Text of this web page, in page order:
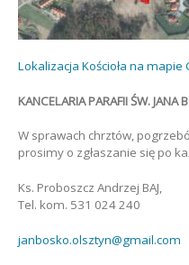
Lokalizacja Kościoła na mapie
KANCELARIA PARAFII ŚW. JANA
W sprawach chrztów,
prosimy o zgłaszanie się po
Ks. Proboszcz Andrzej BAJ,
Tel. kom. 531 024 240
janbosko.olsztyn@gmail.com